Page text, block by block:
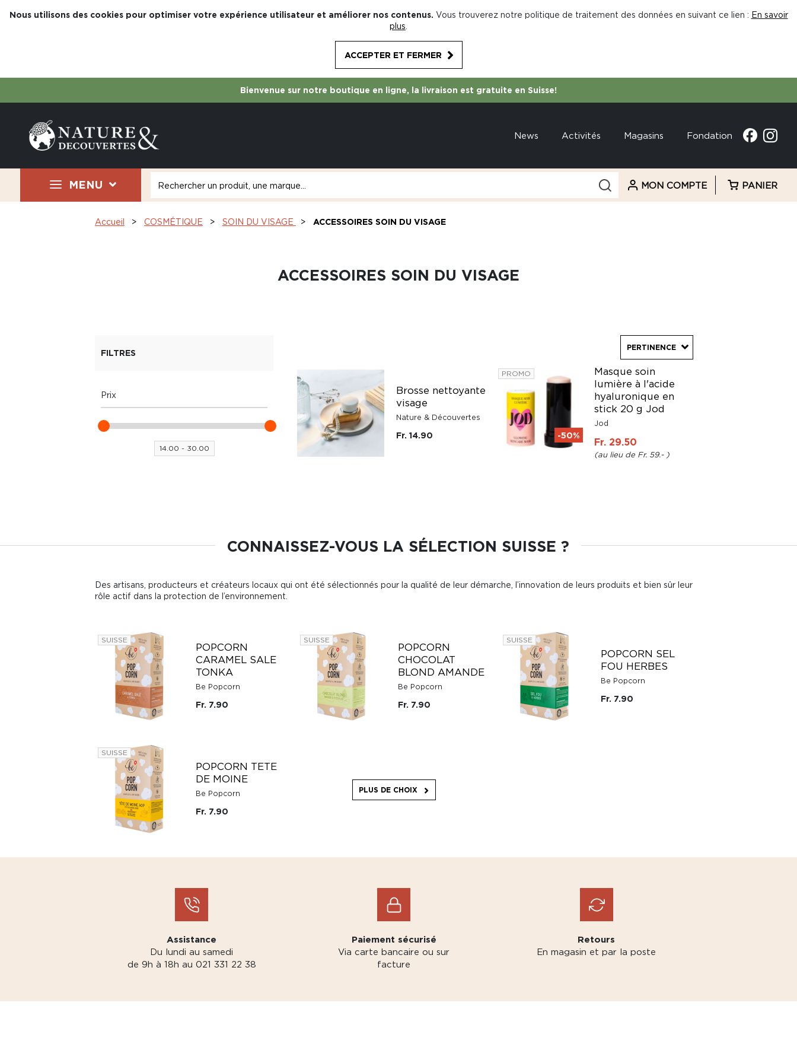
Nous utilisons des cookies pour optimiser votre expérience utilisateur et améliorer nos contenus. Vous trouverez notre politique de traitement des données en suivant ce lien : En savoir
plus
ACCEPTER ET FERMER
Bienvenue sur notre boutique en ligne, la livraison est gratuite en Suisse!
News Activités Magasins Fondation
MENU MON COMPTE PANIER
Accueil COSMÉTIQUE SOIN DU VISAGE ACCESSOIRES SOIN DU VISAGE
ACCESSOIRES SOIN DU VISAGE
FILTRES
Prix
14.00 - 30.00
PERTINENCE
Brosse nettoyante
visage
Nature & Découvertes
Fr. 14.90
PROMO
Masque soin
lumière à l'acide
hyaluronique en
stick 20 g Jod
Jod
Fr. 29.50
Fr. 59.-
-50%
CONNAISSEZ-VOUS LA SÉLECTION SUISSE ?
Des artisans, producteurs et créateurs locaux qui ont été sélectionnés pour la qualité de leur démarche, l’innovation de leurs produits et bien sûr leur
rôle actif dans la protection de l’environnement.
SUISSE
POPCORN
CARAMEL SALE
TONKA
Be Popcorn
Fr. 7.90
SUISSE
POPCORN
CHOCOLAT
BLOND AMANDE
Be Popcorn
Fr. 7.90
SUISSE
POPCORN SEL
FOU HERBES
Be Popcorn
Fr. 7.90
SUISSE
POPCORN TETE
DE MOINE
Be Popcorn
Fr. 7.90
PLUS DE CHOIX
Assistance
Du lundi au samedi
de 9h à 18h au 021 331 22 38
Paiement sécurisé
Via carte bancaire ou sur
facture
Retours
En magasin et par la poste